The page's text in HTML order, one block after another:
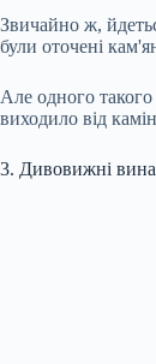
Звичайно ж,
були оточені
Але одного
виходило від
3. Дивовижні